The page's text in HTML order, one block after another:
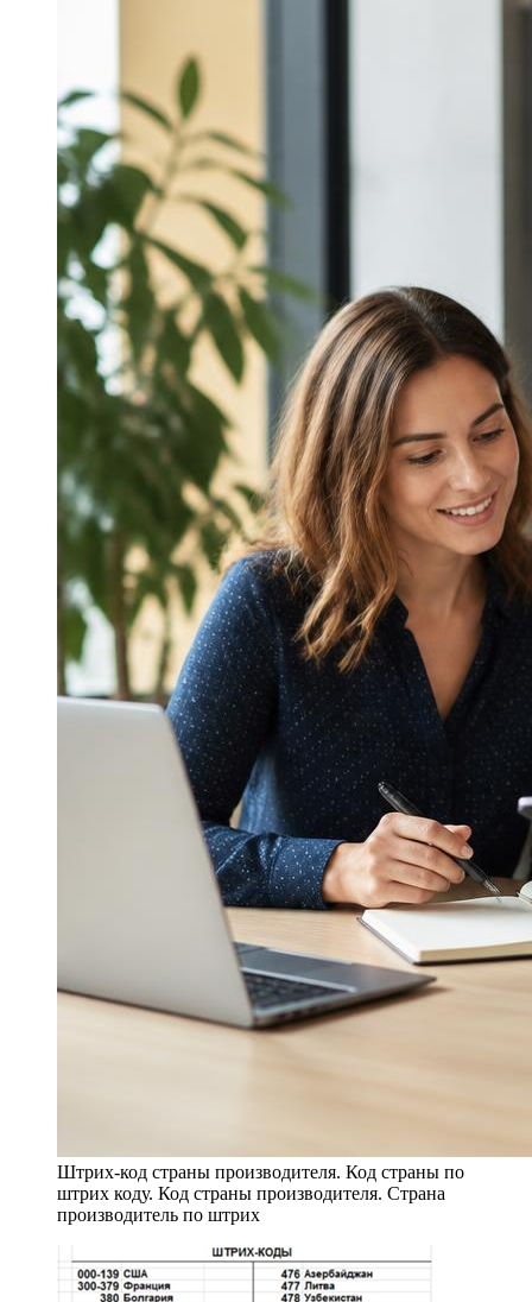
Штрих-код страны производителя. Код страны по
штрих коду. Код страны производителя. Страна
производитель по штрих